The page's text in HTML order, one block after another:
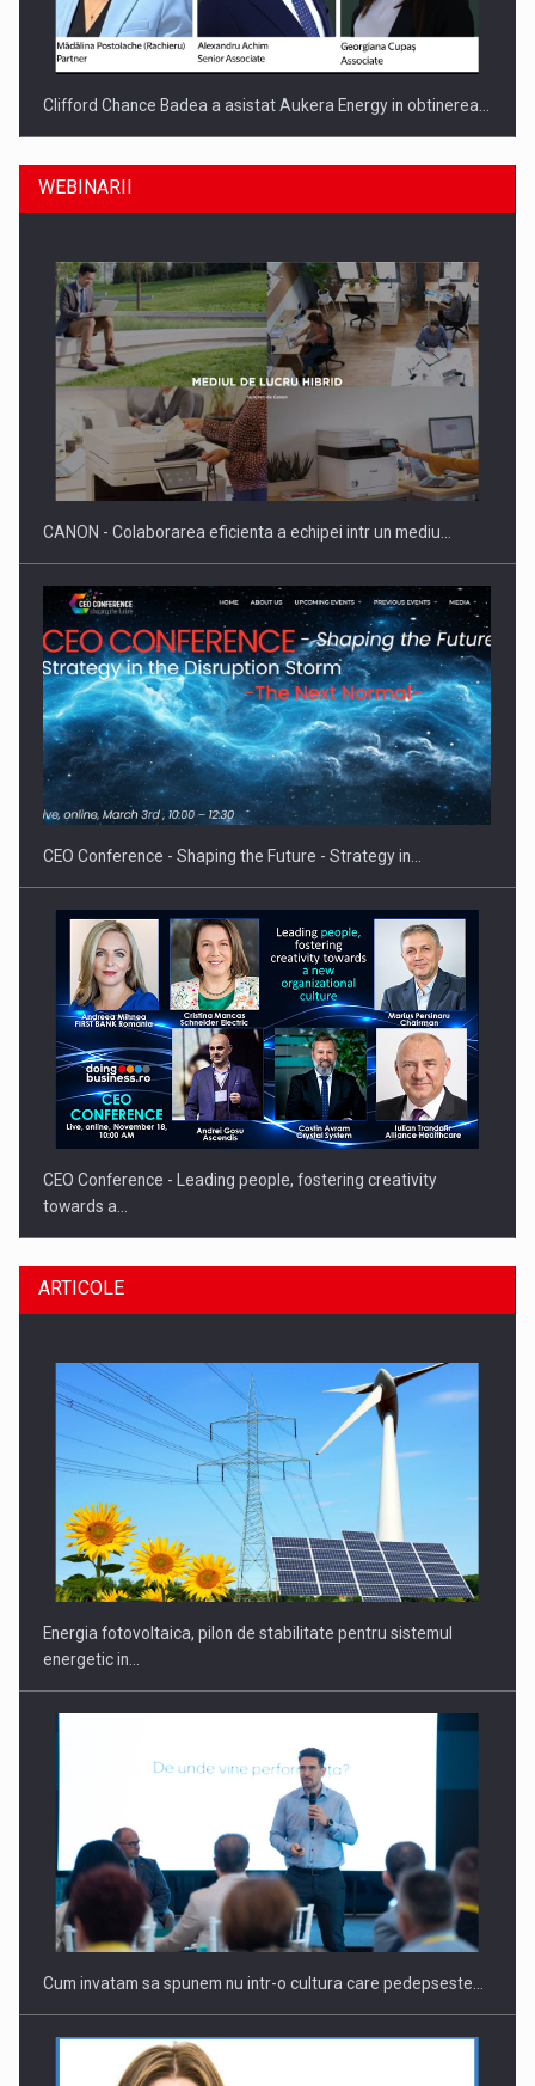
Clifford Chance Badea a asistat Aukera Energy in obtinerea…
SAPTE PERSONALITATI DIN MEDIUL DE AFACERI, ACADEMIC
SI INSTITUTIONAL…
Hard Enduro Piatra Craiului 2026, fueled by benzinariile RO…
WEBINARII
CANON - Colaborarea eficienta a echipei intr un mediu…
CEO Conference - Shaping the Future - Strategy in…
CEO Conference - Leading people, fostering creativity
towards a…
CEO Conference - Shaping The Future - Technology and…
Webinar - Business Evolution-RETHINK STRATEGY-Finantare
Investitii Digitalizare
ARTICOLE
Energia fotovoltaica, pilon de stabilitate pentru sistemul
energetic in…
Cum invatam sa spunem nu intr-o cultura care pedepseste…